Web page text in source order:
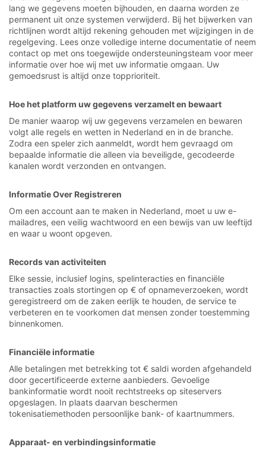
lang we gegevens moeten bijhouden, en daarna worden ze
permanent uit onze systemen verwijderd. Bij het bijwerken van
richtlijnen wordt altijd rekening gehouden met wijzigingen in de
regelgeving. Lees onze volledige interne documentatie of neem
contact op met ons toegewijde ondersteuningsteam voor meer
informatie over hoe wij met uw informatie omgaan. Uw
gemoedsrust is altijd onze topprioriteit.
Hoe het platform uw gegevens verzamelt en bewaart
De manier waarop wij uw gegevens verzamelen en bewaren
volgt alle regels en wetten in Nederland en in de branche.
Zodra een speler zich aanmeldt, wordt hem gevraagd om
bepaalde informatie die alleen via beveiligde, gecodeerde
kanalen wordt verzonden en ontvangen.
Informatie Over Registreren
Om een account aan te maken in Nederland, moet u uw e-
mailadres, een veilig wachtwoord en een bewijs van uw leeftijd
en waar u woont opgeven.
Records van activiteiten
Elke sessie, inclusief logins, spelinteracties en financiële
transacties zoals stortingen op € of opnameverzoeken, wordt
geregistreerd om de zaken eerlijk te houden, de service te
verbeteren en te voorkomen dat mensen zonder toestemming
binnenkomen.
Financiële informatie
Alle betalingen met betrekking tot € saldi worden afgehandeld
door gecertificeerde externe aanbieders. Gevoelige
bankinformatie wordt nooit rechtstreeks op siteservers
opgeslagen. In plaats daarvan beschermen
tokenisatiemethoden persoonlijke bank- of kaartnummers.
Apparaat- en verbindingsinformatie